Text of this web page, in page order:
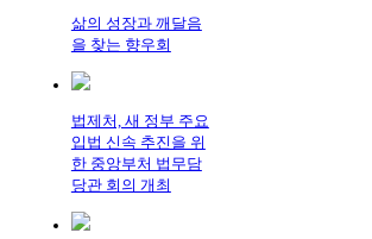
삶의 성장과 깨달음
을 찾는 향우회
법제처, 새 정부 주요
입법 신속 추진을 위
한 중앙부처 법무담
당관 회의 개최